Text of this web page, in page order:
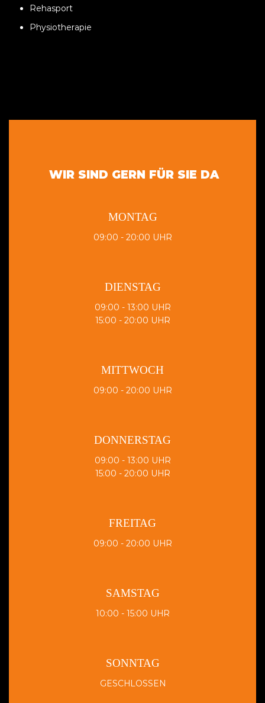
Rehasport
Physiotherapie
WIR SIND GERN FÜR SIE DA
MONTAG
09:00 - 20:00 UHR
DIENSTAG
09:00 - 13:00 UHR
15:00 - 20:00 UHR
MITTWOCH
09:00 - 20:00 UHR
DONNERSTAG
09:00 - 13:00 UHR
15:00 - 20:00 UHR
FREITAG
09:00 - 20:00 UHR
SAMSTAG
10:00 - 15:00 UHR
SONNTAG
GESCHLOSSEN